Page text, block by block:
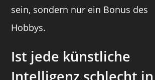
sein, sondern nur ein Bonus des
Hobbys.
Ist jede künstliche
Intelligenz schlecht in